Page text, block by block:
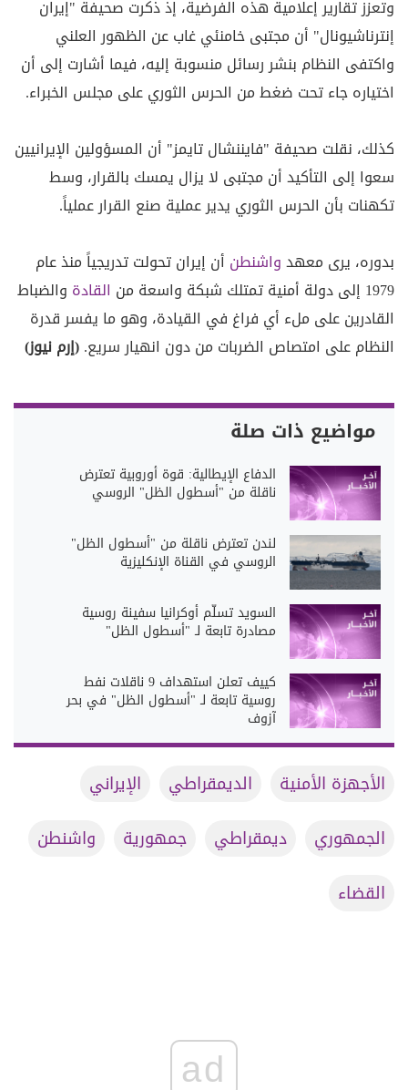
وتعزز تقارير إعلامية هذه الفرضية، إذ ذكرت صحيفة "إيران
إنترناشيونال" أن مجتبى خامنئي غاب عن الظهور العلني
واكتفى النظام بنشر رسائل منسوبة إليه، فيما أشارت إلى أن
اختياره جاء تحت ضغط من الحرس الثوري على مجلس الخبراء.
كذلك، نقلت صحيفة "فايننشال تايمز" أن المسؤولين الإيرانيين
سعوا إلى التأكيد أن مجتبى لا يزال يمسك بالقرار، وسط
تكهنات بأن الحرس الثوري يدير عملية صنع القرار عملياً.
بدوره، يرى معهدواشنطن أن إيران تحولت تدريجياً منذ عام
1979 إلى دولة أمنية تمتلك شبكة واسعة من
القادة والضباط
القادرين على ملء أي فراغ في القيادة، وهو ما يفسر قدرة
النظام على امتصاص الضربات من دون انهيار سريع.(إرم نيوز)
مواضيع ذات صلة
الدفاع الإيطالية: قوة أوروبية تعترض
ناقلة من "أسطول الظل" الروسي
لندن تعترض ناقلة من "أسطول الظل"
الروسي في القناة الإنكليزية
السويد تسلّم أوكرانيا سفينة روسية
مصادرة تابعة لـ "أسطول الظل"
كييف تعلن استهداف 9 ناقلات نفط
روسية تابعة لـ "أسطول الظل" في بحر
آزوف
الأجهزة الأمنية الديمقراطي
الإيراني
الجمهوري
ديمقراطي جمهورية
واشنطن
القضاء
ad